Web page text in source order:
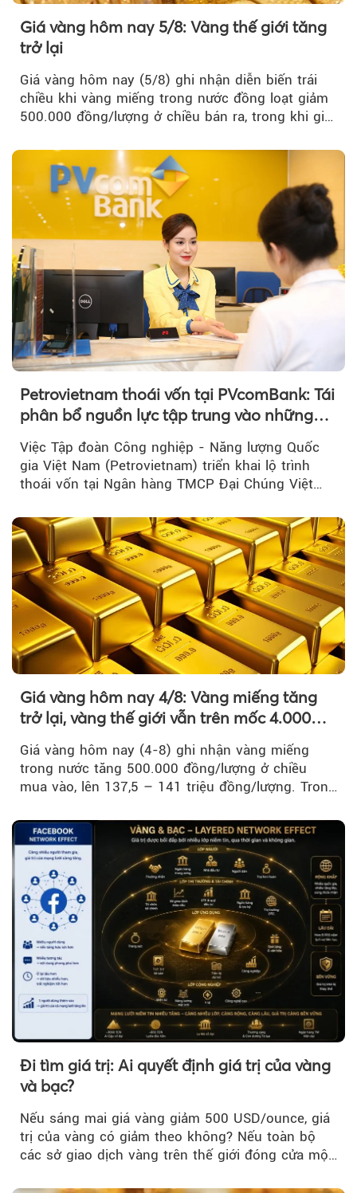
Giá vàng hôm nay 5/8: Vàng thế giới tăng
trở lại
Giá vàng hôm nay (5/8) ghi nhận diễn biến trái
chiều khi vàng miếng trong nước đồng loạt giảm
500.000 đồng/lượng ở chiều bán ra, trong khi giá
thương hiệu.
Petrovietnam thoái vốn tại PVcomBank: Tái
phân bổ nguồn lực tập trung vào những
Việc Tập đoàn Công nghiệp - Năng lượng Quốc
gia Việt Nam (Petrovietnam) triển khai lộ trình
thoái vốn tại Ngân hàng TMCP Đại Chúng Việt
Giá vàng hôm nay 4/8: Vàng miếng tăng
trở lại, vàng thế giới vẫn trên mốc 4.000
Giá vàng hôm nay (4-8) ghi nhận vàng miếng
trong nước tăng 500.000 đồng/lượng ở chiều
mua vào, lên 137,5 – 141 triệu đồng/lượng. Trong
trì trên ngưỡng 4.000 USD/ounce.
Đi tìm giá trị: Ai quyết định giá trị của vàng
và bạc?
Nếu sáng mai giá vàng giảm 500 USD/ounce, giá
trị của vàng có giảm theo không? Nếu toàn bộ
các sở giao dịch vàng trên thế giới đóng cửa một